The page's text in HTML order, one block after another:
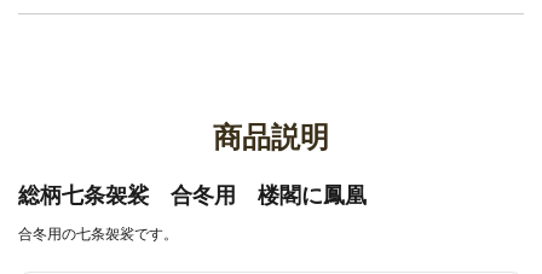
商品説明
総柄七条袈裟 合冬用 楼閣に鳳凰
合冬用の七条袈裟です。